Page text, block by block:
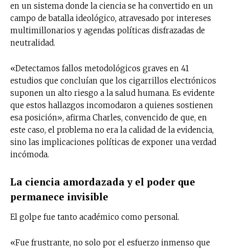
en un sistema donde la ciencia se ha convertido en un
campo de batalla ideológico, atravesado por intereses
multimillonarios y agendas políticas disfrazadas de
neutralidad.
«Detectamos fallos metodológicos graves en 41
estudios que concluían que los cigarrillos electrónicos
suponen un alto riesgo a la salud humana. Es evidente
que estos hallazgos incomodaron a quienes sostienen
esa posición», afirma Charles, convencido de que, en
este caso, el problema no era la calidad de la evidencia,
sino las implicaciones políticas de exponer una verdad
incómoda.
La ciencia amordazada y el poder que
permanece invisible
El golpe fue tanto académico como personal.
«Fue frustrante, no solo por el esfuerzo inmenso que